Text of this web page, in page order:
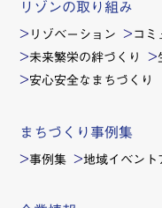
リゾンの取り組み
リゾベーション コミ
未来繁栄の絆づくり
安心安全なまちづくり
まちづくり事例集
事例集 地域イベント